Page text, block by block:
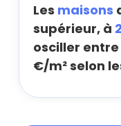
Les maisons
supérieur, à
osciller entre
€/m² selon